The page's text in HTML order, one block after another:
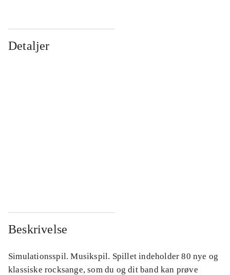
Detaljer
Beskrivelse
Simulationsspil. Musikspil. Spillet indeholder 80 nye og
klassiske rocksange, som du og dit band kan prøve